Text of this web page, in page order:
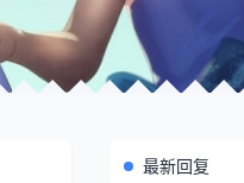
最新回复